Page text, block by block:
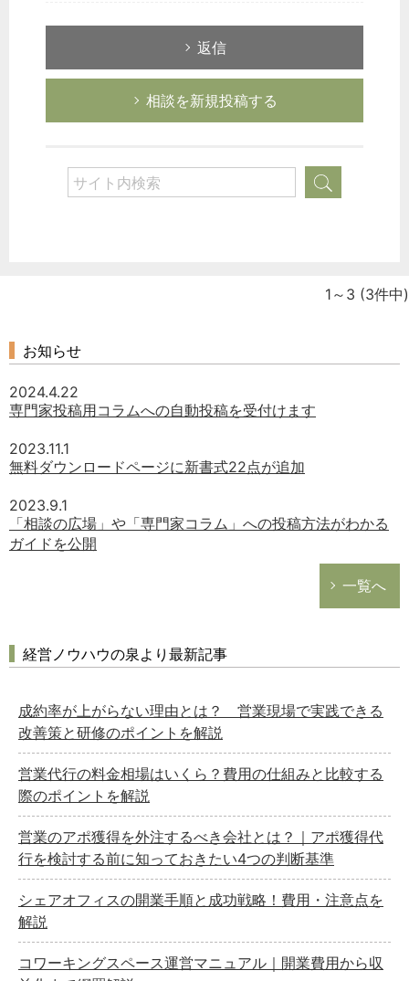
返信
相談を新規投稿する
総務の給湯室
秘書のノウハウ
次へ
1～3 (3件中)
お知らせ
2024.4.22
専門家投稿用コラムへの自動投稿を受付けます
2023.11.1
無料ダウンロードページに新書式22点が追加
2023.9.1
「相談の広場」や「専門家コラム」への投稿方法がわかる
ガイドを公開
一覧へ
経営ノウハウの泉より最新記事
成約率が上がらない理由とは？ 営業現場で実践できる
改善策と研修のポイントを解説
営業代行の料金相場はいくら？費用の仕組みと比較する
際のポイントを解説
営業のアポ獲得を外注するべき会社とは？｜アポ獲得代
行を検討する前に知っておきたい4つの判断基準
シェアオフィスの開業手順と成功戦略！費用・注意点を
解説
コワーキングスペース運営マニュアル｜開業費用から収